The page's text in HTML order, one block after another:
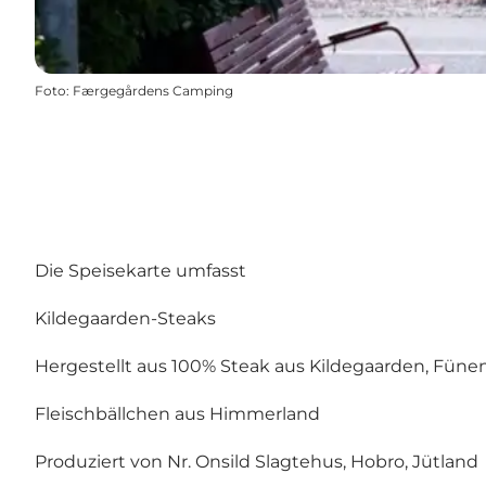
Foto: Færgegårdens Camping
Die Speisekarte umfasst
Kildegaarden-Steaks
Hergestellt aus 100% Steak aus Kildegaarden,
Fleischbällchen aus Himmerland
Produziert von Nr. Onsild Slagtehus, Hobro, Jütland